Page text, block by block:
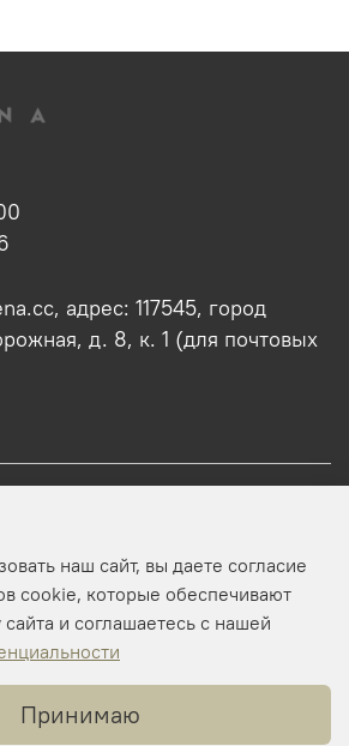
адрес: 117545, город
д. 8, к. 1 (для почтовых
наш сайт, вы даете согласие
cookie, которые обеспечивают
и соглашаетесь с нашей
Принимаю